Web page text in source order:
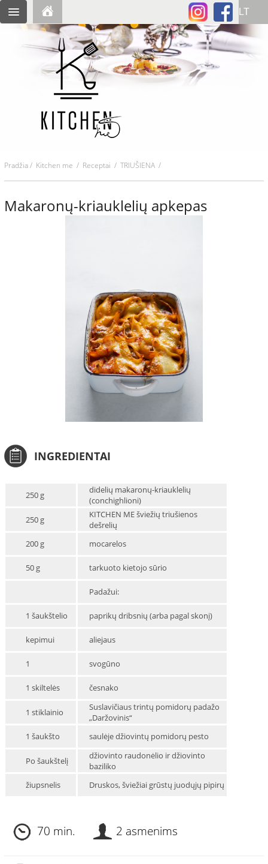
Pradžia/ Kitchen me / Receptai / TRIUŠIENA /
Makaronų-kriauklelių apkepas
INGREDIENTAI
250 g
didelių makaronų-kriauklelių
(conchighlioni)
250 g
KITCHEN ME šviežių triušienos
dešrelių
200 g
mocarelos
50 g tarkuoto kietojo sūrio
Padažui:
1 šaukštelio paprikų dribsnių (arba pagal skonį)
kepimui aliejaus
1 svogūno
1 skiltelės česnako
1 stiklainio
Suslavičiaus trintų pomidorų padažo
„Daržovinis“
1 šaukšto
saulėje džiovintų pomidorų pesto
Po šaukštelį
džiovinto raudonėlio ir džiovinto
baziliko
žiupsnelis
Druskos, šviežiai grūstų juodųjų pipirų
70 min. 2 asmenims